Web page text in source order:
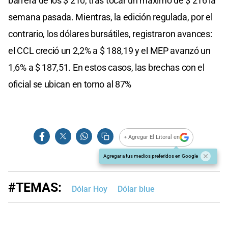
semana pasada. Mientras, la edición regulada, por el
contrario, los dólares bursátiles, registraron avances:
el CCL creció un 2,2% a $ 188,19 y el MEP avanzó un
1,6% a $ 187,51. En estos casos, las brechas con el
oficial se ubican en torno al 87%
+ Agregar El Litoral en
Agregar a tus medios preferidos en Google
#TEMAS: Dólar Hoy Dólar blue